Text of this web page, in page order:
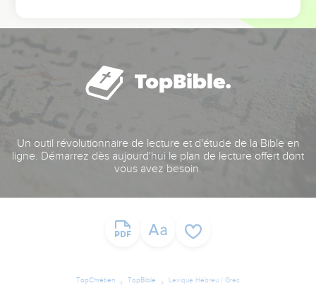
Un outil révolutionnaire de lecture et d'étude de la Bible en
ligne. Démarrez dès aujourd'hui le plan de lecture offert dont
vous avez besoin.
TopChrétien TopBible Lexique Hébreu / Grec